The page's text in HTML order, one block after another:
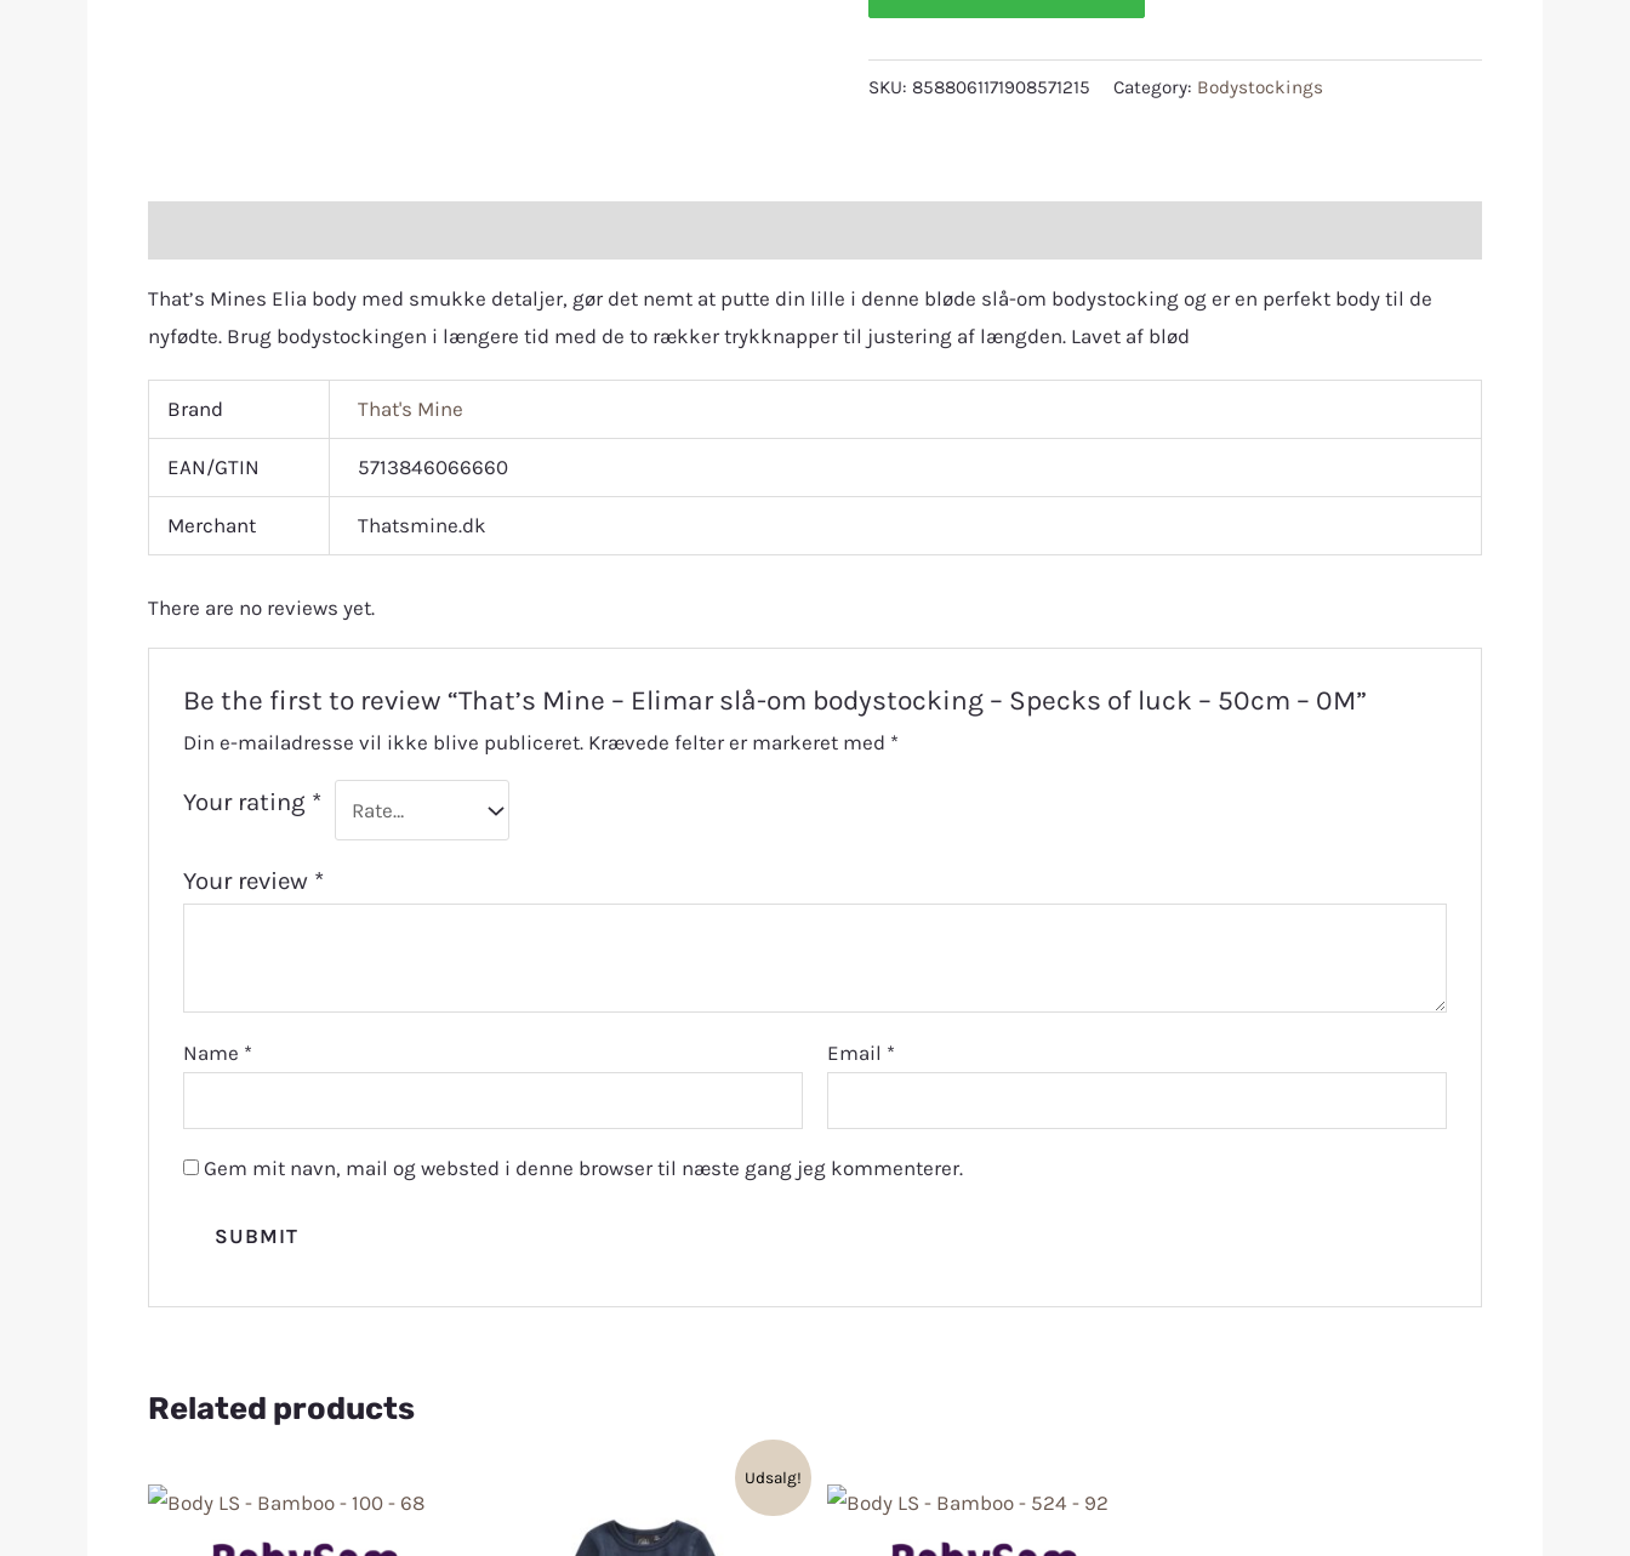
SKU: 8588061171908571215 Category: Bodystockings
That’s Mines Elia body med smukke detaljer, gør det nemt at putte din lille i denne bløde slå-om bodystocking og er en perfekt body til de
nyfødte. Brug bodystockingen i længere tid med de to rækker trykknapper til justering af længden. Lavet af blød
Brand That's Mine
EAN/GTIN 5713846066660
Merchant Thatsmine.dk
There are no reviews yet.
Be the first to review “That’s Mine – Elimar slå-om bodystocking – Specks of luck – 50cm – 0M”
Din e-mailadresse vil ikke blive publiceret. Krævede felter er markeret med *
Your rating *
Your review *
Name * Email *
Gem mit navn, mail og websted i denne browser til næste gang jeg kommenterer.
Related products
Udsalg!